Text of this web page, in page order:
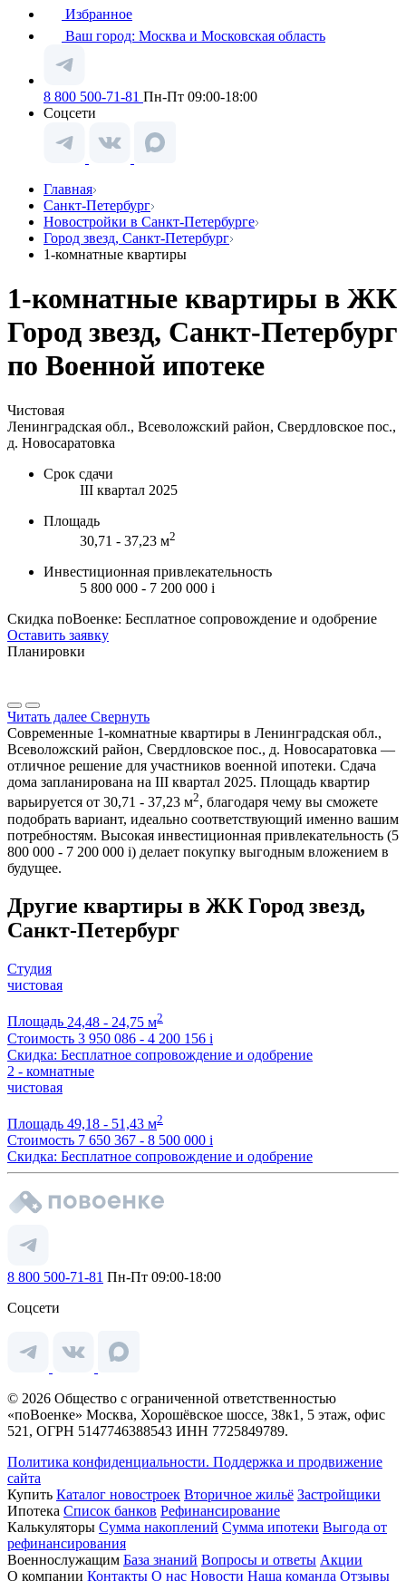
Избранное
Ваш город: Москва и Московская область
8 800 500-71-81 Пн-Пт 09:00-18:00
Соцсети
Главная
Санкт-Петербург
Новостройки в Санкт-Петербурге
Город звезд, Санкт-Петербург
1-комнатные квартиры
1-комнатные квартиры в ЖК
Город звезд, Санкт-Петербург
по Военной ипотеке
Чистовая
Ленинградская обл., Всеволожский район, Свердловское пос.,
д. Новосаратовка
Срок сдачи
III квартал 2025
Площадь
30,71 - 37,23 м2
Инвестиционная привлекательность
5 800 000 - 7 200 000 i
Скидка поВоенке: Бесплатное сопровождение и одобрение
Оставить заявку
Планировки
Читать далее Свернуть
Современные 1-комнатные квартиры в Ленинградская обл.,
Всеволожский район, Свердловское пос., д. Новосаратовка —
отличное решение для участников военной ипотеки. Сдача
дома запланирована на III квартал 2025. Площадь квартир
варьируется от 30,71 - 37,23 м2, благодаря чему вы сможете
подобрать вариант, идеально соответствующий именно вашим
потребностям. Высокая инвестиционная привлекательность (5
800 000 - 7 200 000 i) делает покупку выгодным вложением в
будущее.
Другие квартиры в ЖК Город звезд,
Санкт-Петербург
Студия
чистовая
Площадь 24,48 - 24,75 м2
Стоимость 3 950 086 - 4 200 156 i
Скидка: Бесплатное сопровождение и одобрение
2 - комнатные
чистовая
Площадь 49,18 - 51,43 м2
Стоимость 7 650 367 - 8 500 000 i
Скидка: Бесплатное сопровождение и одобрение
8 800 500-71-81 Пн-Пт 09:00-18:00
Соцсети
© 2026 Общество с ограниченной ответственностью
«поВоенке» Москва, Хорошёвское шоссе, 38к1, 5 этаж, офис
521, ОГРН 5147746388543 ИНН 7725849789.
Политика конфиденциальности. Поддержка и продвижение
сайта
Купить Каталог новостроек Вторичное жильё Застройщики
Ипотека Список банков Рефинансирование
Калькуляторы Сумма накоплений Сумма ипотеки Выгода от
рефинансирования
Военнослужащим База знаний Вопросы и ответы Акции
О компании Контакты О нас Новости Наша команда Отзывы